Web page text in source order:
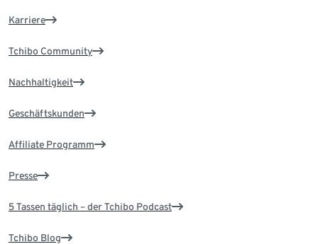
Karriere
Tchibo Community
Nachhaltigkeit
Geschäftskunden
Affiliate Programm
Presse
5 Tassen täglich – der Tchibo Podcast
Tchibo Blog